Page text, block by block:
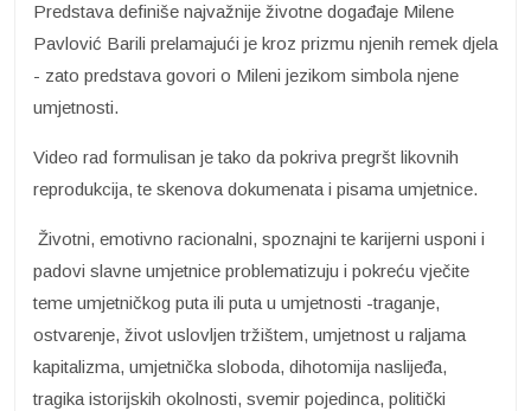
Predstava definiše najvažnije životne događaje Milene
Pavlović Barili prelamajući je kroz prizmu njenih remek djela
- zato predstava govori o Mileni jezikom simbola njene
umjetnosti.
Video rad formulisan je tako da pokriva pregršt likovnih
reprodukcija, te skenova dokumenata i pisama umjetnice.
Životni, emotivno racionalni, spoznajni te karijerni usponi i
padovi slavne umjetnice problematizuju i pokreću vječite
teme umjetničkog puta ili puta u umjetnosti -traganje,
ostvarenje, život uslovljen tržištem, umjetnost u raljama
kapitalizma, umjetnička sloboda, dihotomija naslijeđa,
tragika istorijskih okolnosti, svemir pojedinca, politički